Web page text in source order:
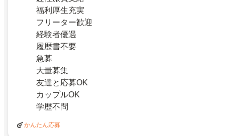
福利厚生充実
フリーター歓迎
経験者優遇
履歴書不要
急募
大量募集
友達と応募OK
カップルOK
学歴不問
かんたん応募